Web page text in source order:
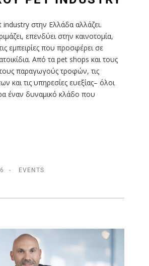
στην Ελλάδα αλλάζει.
επενδύει στην καινοτομία,
εμπειρίες που προσφέρει σε
Από τα pet shops και τους
παραγωγούς τροφών, τις
και τις υπηρεσίες ευεξίας– όλοι
έναν δυναμικό κλάδο που
EVENTS